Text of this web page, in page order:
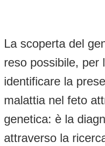
La scoperta del
reso possibile, per
identificare la
malattia nel feto
genetica: è la
attraverso la